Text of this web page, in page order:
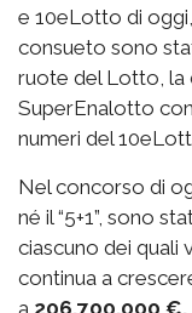
e 10eLotto di oggi,
consueto sono
ruote del Lotto, la
SuperEnalotto
numeri del
Nel concorso di
né il “5+1”, sono
ciascuno dei quali
continua a
a 206.700.000 €.